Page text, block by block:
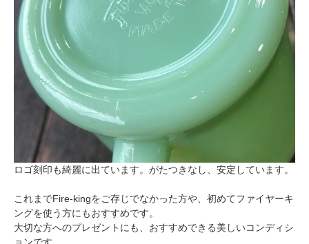
ロゴ刻印も綺麗に出ています。がたつきなし、安定しています。
これまでFire-kingをご存じでなかった方や、初めてファイヤーキ
ングを使う方にもおすすめです。
大切な方へのプレゼントにも、おすすめできる美しいコンディシ